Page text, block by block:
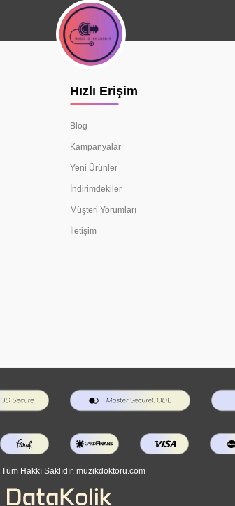
Hızlı Erişim
Blog
Kampanyalar
Yeni Ürünler
İndirimdekiler
Müşteri Yorumları
İletişim
Hakkı Saklıdır. muzikdoktoru.com